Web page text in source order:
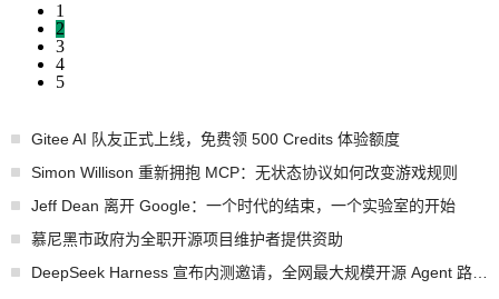
1
2
3
4
5
Gitee AI 队友正式上线，免费领 500 Credits 体验额度
Simon Willison 重新拥抱 MCP：无状态协议如何改变游戏规则
Jeff Dean 离开 Google：一个时代的结束，一个实验室的开始
慕尼黑市政府为全职开源项目维护者提供资助